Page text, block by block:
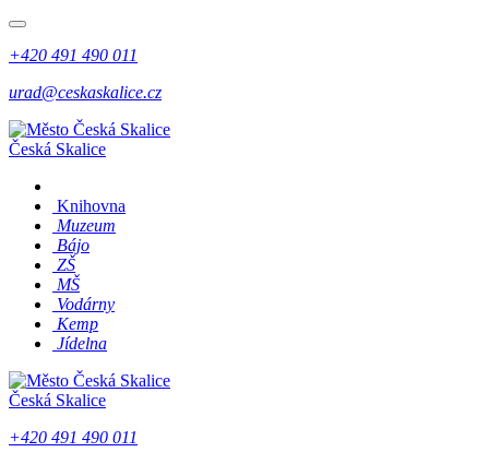
+420 491 490 011
urad@ceskaskalice.cz
Česká Skalice
Knihovna
Muzeum
Bájo
ZŠ
MŠ
Vodárny
Kemp
Jídelna
Česká Skalice
+420 491 490 011